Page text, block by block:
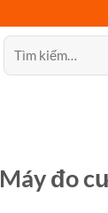
Tìm
kiếm:
Máy đo